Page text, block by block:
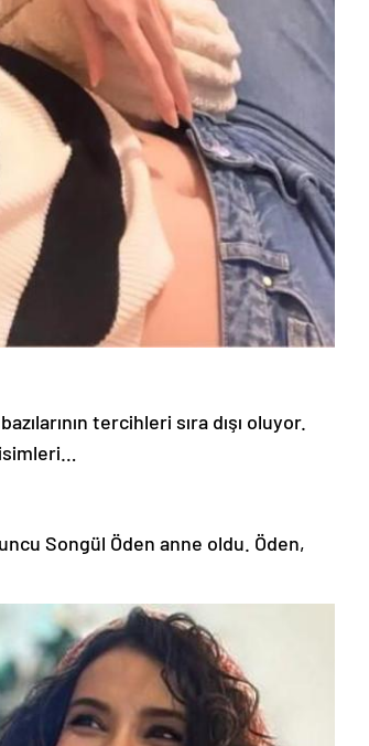
tercihleri sıra dışı oluyor.
Songül Öden anne oldu. Öden,